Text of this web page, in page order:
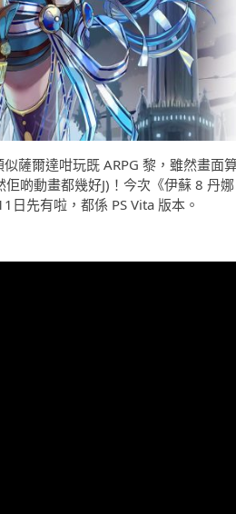
薩爾達咁玩既 ARPG 黎，雖然畫面
啲動畫都幾好J)！今次《伊蘇 8 丹娜
日先有啦，都係 PS Vita 版本。